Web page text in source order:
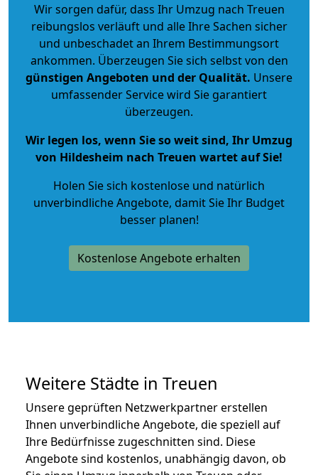
Wir sorgen dafür, dass Ihr Umzug nach Treuen
reibungslos verläuft und alle Ihre Sachen sicher
und unbeschadet an Ihrem Bestimmungsort
ankommen. Überzeugen Sie sich selbst von den
günstigen Angeboten und der Qualität. Unsere
umfassender Service wird Sie garantiert
überzeugen.
Wir legen los, wenn Sie so weit sind, Ihr Umzug
von Hildesheim nach Treuen wartet auf Sie!
Holen Sie sich kostenlose und natürlich
unverbindliche Angebote, damit Sie Ihr Budget
besser planen!
Kostenlose Angebote erhalten
Weitere Städte in Treuen
Unsere geprüften Netzwerkpartner erstellen
Ihnen unverbindliche Angebote, die speziell auf
Ihre Bedürfnisse zugeschnitten sind. Diese
Angebote sind kostenlos, unabhängig davon, ob